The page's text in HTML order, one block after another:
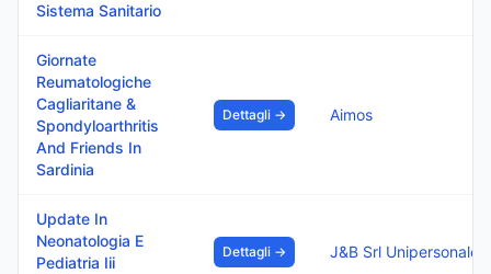
Sistema Sanitario
Giornate
Reumatologiche
Cagliaritane &
Spondyloarthritis
And Friends In
Sardinia
Dettagli → Aimos
Update In
Neonatologia E
Pediatria Iii
Dettagli → J&B Srl Unipersonale